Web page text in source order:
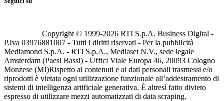
Copyright © 1999-2026 RTI S.p.A. Business Digital -
P.Iva 03976881007 - Tutti i diritti riservati - Per la pubblicità
Mediamond S.p.A. - RTI S.p.A., Mediaset N.V., sede legale
Amsterdam (Paesi Bassi) - Uffici Viale Europa 46, 20093 Cologno
Monzese (MI)Rispetto ai contenuti e ai dati personali trasmessi e/o
riprodotti è vietata ogni utilizzazione funzionale all’addestramento di
sistemi di intelligenza artificiale generativa. È altresì fatto divieto
espresso di utilizzare mezzi automatizzati di data scraping.